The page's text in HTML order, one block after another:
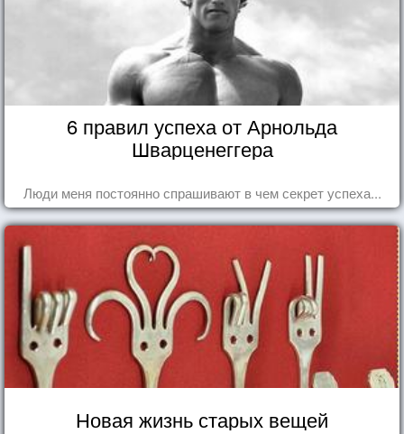
6 правил успеха от Арнольда
Шварценеггера
Люди меня постоянно спрашивают в чем секрет успеха...
Новая жизнь старых вещей